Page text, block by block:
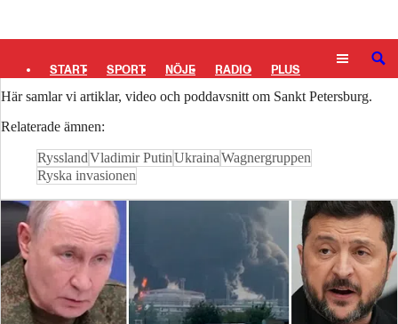
START SPORT NÖJE RADIO PLUS SÖK
Sankt Petersburg
Här samlar vi artiklar, video och poddavsnitt om Sankt Petersburg.
Relaterade ämnen:
RysslandVladimir PutinUkrainaWagnergruppen
Ryska invasionen